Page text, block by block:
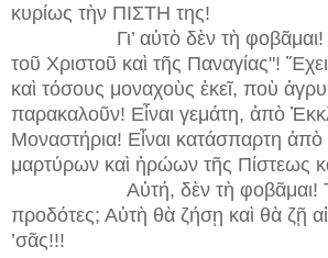
κυρίως τὴν ΠΙΣΤΗ της!
Γι’ αὐτὸ δὲν τὴ φοβᾶμαι!
τοῦ Χριστοῦ καὶ τῆς Παναγίας"!
καὶ τόσους μοναχοὺς ἐκεῖ, ποὺ
παρακαλοῦν! Εἶναι γεμάτη, ἀπὸ
Μοναστήρια! Εἶναι κατάσπαρτη
μαρτύρων καὶ ἡρώων τῆς Πίστεως
Αὐτή, δὲν τὴ φοβᾶμαι! Τ’
προδότες; Αὐτὴ θὰ ζήσῃ καὶ θὰ ζῇ
’σᾶς!!!